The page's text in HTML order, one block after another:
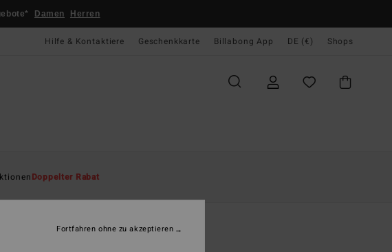
Damen Herren
Hilfe & Kontaktiere Geschenkkarte Billabong App DE (€) Shops
Doppelter Rabat
Another Wave
Fortfahren ohne zu akzeptieren